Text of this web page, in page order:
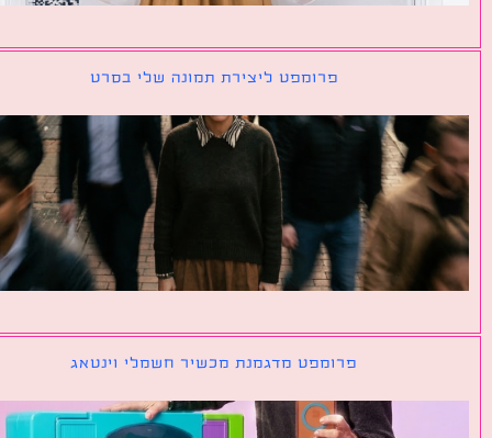
פרומפט ליצירת תמונה שלי בסרט
פרומפט מדגמנת מכשיר חשמלי וינטאג